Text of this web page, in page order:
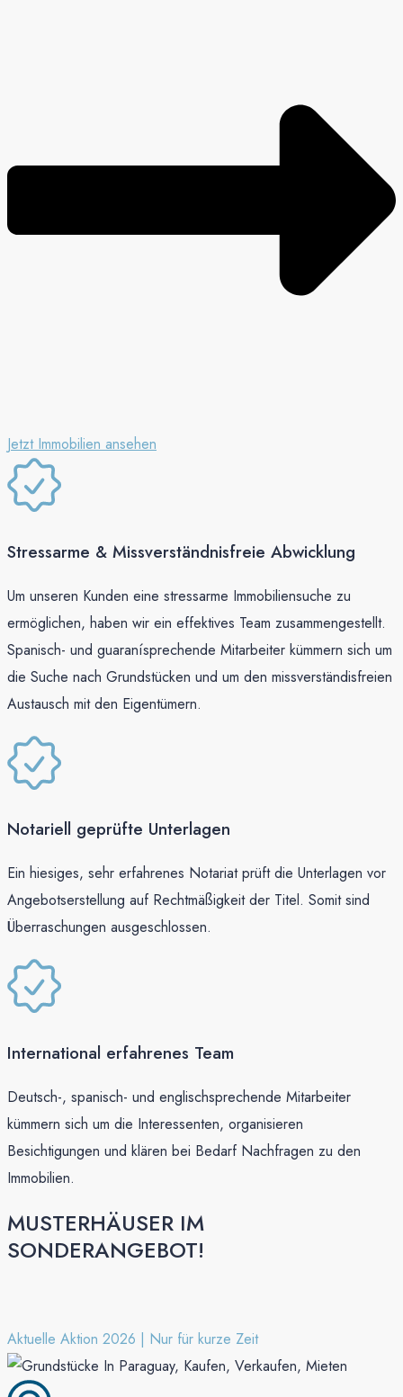
Jetzt Immobilien ansehen
Stressarme & Missverständnisfreie Abwicklung
Um unseren Kunden eine stressarme Immobiliensuche zu
ermöglichen, haben wir ein effektives Team zusammengestellt.
Spanisch- und guaranísprechende Mitarbeiter kümmern sich um
die Suche nach Grundstücken und um den missverständisfreien
Austausch mit den Eigentümern.
Notariell geprüfte Unterlagen
Ein hiesiges, sehr erfahrenes Notariat prüft die Unterlagen vor
Angebotserstellung auf Rechtmäßigkeit der Titel. Somit sind
Überraschungen ausgeschlossen.
International erfahrenes Team
Deutsch-, spanisch- und englischsprechende Mitarbeiter
kümmern sich um die Interessenten, organisieren
Besichtigungen und klären bei Bedarf Nachfragen zu den
Immobilien.
MUSTERHÄUSER IM
SONDERANGEBOT!
Aktuelle Aktion 2026 | Nur für kurze Zeit